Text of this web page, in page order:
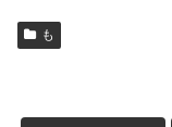
も